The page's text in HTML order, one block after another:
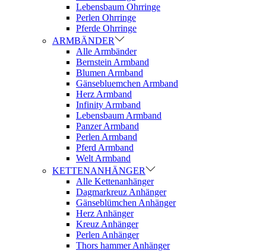
Lebensbaum Ohrringe
Perlen Ohrringe
Pferde Ohrringe
ARMBÄNDER
Alle Armbänder
Bernstein Armband
Blumen Armband
Gänsebluemchen Armband
Herz Armband
Infinity Armband
Lebensbaum Armband
Panzer Armband
Perlen Armband
Pferd Armband
Welt Armband
KETTENANHÄNGER
Alle Kettenanhänger
Dagmarkreuz Anhänger
Gänseblümchen Anhänger
Herz Anhänger
Kreuz Anhänger
Perlen Anhänger
Thors hammer Anhänger